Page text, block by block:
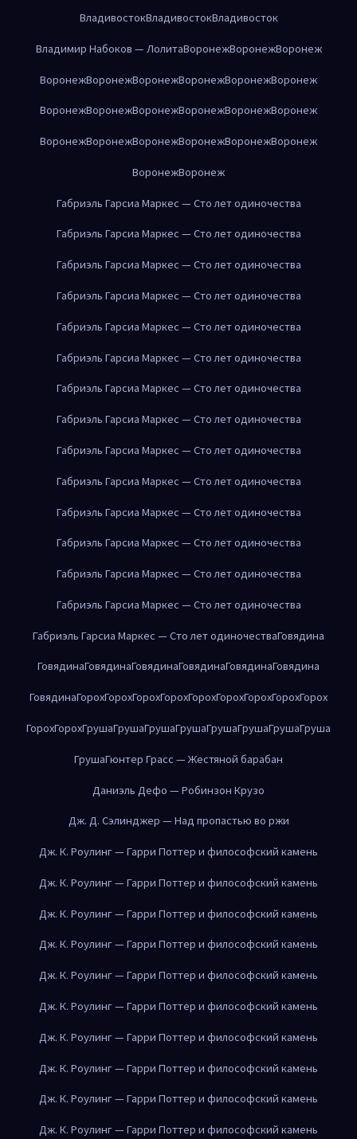
ВладивостокВладивостокВладивосток
Владимир Набоков — ЛолитаВоронежВоронежВоронеж
ВоронежВоронежВоронежВоронежВоронежВоронеж
ВоронежВоронежВоронежВоронежВоронежВоронеж
ВоронежВоронежВоронежВоронежВоронежВоронеж
ВоронежВоронеж
Габриэль Гарсиа Маркес — Сто лет одиночества
Габриэль Гарсиа Маркес — Сто лет одиночества
Габриэль Гарсиа Маркес — Сто лет одиночества
Габриэль Гарсиа Маркес — Сто лет одиночества
Габриэль Гарсиа Маркес — Сто лет одиночества
Габриэль Гарсиа Маркес — Сто лет одиночества
Габриэль Гарсиа Маркес — Сто лет одиночества
Габриэль Гарсиа Маркес — Сто лет одиночества
Габриэль Гарсиа Маркес — Сто лет одиночества
Габриэль Гарсиа Маркес — Сто лет одиночества
Габриэль Гарсиа Маркес — Сто лет одиночества
Габриэль Гарсиа Маркес — Сто лет одиночества
Габриэль Гарсиа Маркес — Сто лет одиночества
Габриэль Гарсиа Маркес — Сто лет одиночества
Габриэль Гарсиа Маркес — Сто лет одиночестваГовядина
ГовядинаГовядинаГовядинаГовядинаГовядинаГовядина
ГовядинаГорохГорохГорохГорохГорохГорохГорохГорохГорох
ГорохГорохГрушаГрушаГрушаГрушаГрушаГрушаГрушаГруша
ГрушаГюнтер Грасс — Жестяной барабан
Даниэль Дефо — Робинзон Крузо
Дж. Д. Сэлинджер — Над пропастью во ржи
Дж. К. Роулинг — Гарри Поттер и философский камень
Дж. К. Роулинг — Гарри Поттер и философский камень
Дж. К. Роулинг — Гарри Поттер и философский камень
Дж. К. Роулинг — Гарри Поттер и философский камень
Дж. К. Роулинг — Гарри Поттер и философский камень
Дж. К. Роулинг — Гарри Поттер и философский камень
Дж. К. Роулинг — Гарри Поттер и философский камень
Дж. К. Роулинг — Гарри Поттер и философский камень
Дж. К. Роулинг — Гарри Поттер и философский камень
Дж. К. Роулинг — Гарри Поттер и философский камень